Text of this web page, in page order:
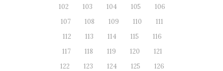
102
103 104 105
106
107
108 109 110
111
112
113 114 115
116
117
118 119 120
121
122
123 124 125
126